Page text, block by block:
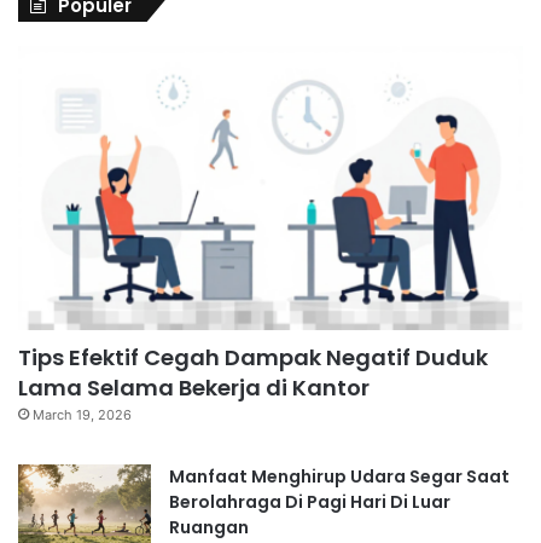
Tips Efektif Cegah Dampak Negatif Duduk
Lama Selama Bekerja di Kantor
March 19, 2026
Manfaat Menghirup Udara Segar Saat
Berolahraga Di Pagi Hari Di Luar
Ruangan